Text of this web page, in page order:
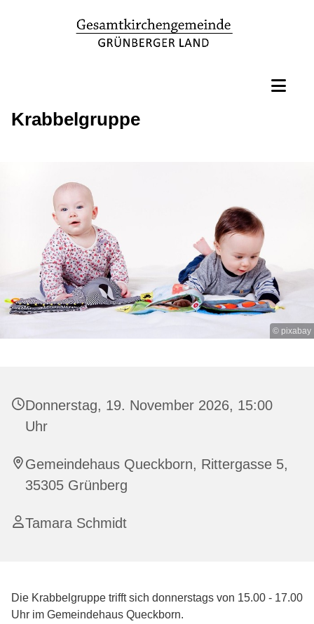
Krabbelgruppe
© pixabay
Donnerstag, 19. November 2026, 15:00
Uhr
Gemeindehaus Queckborn, Rittergasse 5,
35305 Grünberg
Tamara Schmidt
Die Krabbelgruppe trifft sich donnerstags von 15.00 - 17.00
Uhr im Gemeindehaus Queckborn.